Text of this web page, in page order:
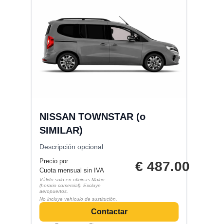
NISSAN TOWNSTAR (o
SIMILAR)
Descripción opcional
Precio por
Cuota mensual sin IVA
Válido solo en oficinas Malco
(horario comercial). Excluye
aeropuertos.
No incluye vehículo de sustitución.
€ 487.00
Contactar